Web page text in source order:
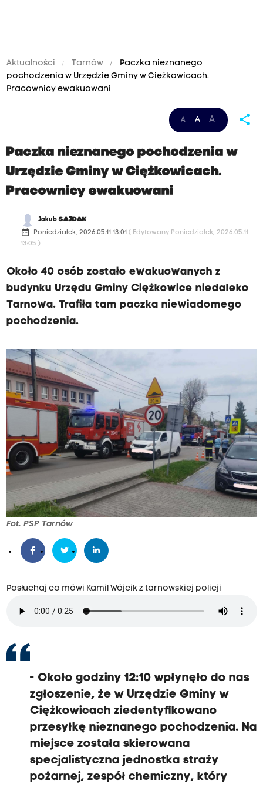
Aktualności Tarnów
Paczka nieznanego
pochodzenia w Urzędzie Gminy w Ciężkowicach.
Pracownicy ewakuowani
A A A share
Paczka nieznanego pochodzenia w
Urzędzie Gminy w Ciężkowicach.
Pracownicy ewakuowani
JakubSAJDAK
date_range Poniedziałek, 2026.05.11 13:01 ( Edytowany Poniedziałek, 2026.05.11
13:05 )
Około 40 osób zostało ewakuowanych z
budynku Urzędu Gminy Ciężkowice niedaleko
Tarnowa. Trafiła tam paczka niewiadomego
pochodzenia.
Fot. PSP Tarnów
Posłuchaj co mówi Kamil Wójcik z tarnowskiej policji
- Około godziny 12:10 wpłynęło do nas
zgłoszenie, że w Urzędzie Gminy w
Ciężkowicach ziedentyfikowano
przesyłkę nieznanego pochodzenia. Na
miejsce została skierowana
specjalistyczna jednostka straży
pożarnej, zespół chemiczny, który